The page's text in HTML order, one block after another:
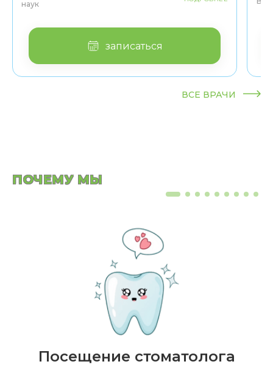
наук
записаться
ВСЕ ВРАЧИ
ПОЧЕМУ МЫ
Посещение стоматолога